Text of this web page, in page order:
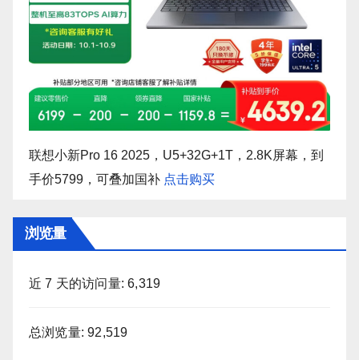
联想小新Pro 16 2025，U5+32G+1T，2.8K屏幕，到
手价5799，可叠加国补 点击购买
浏览量
近 7 天的访问量:6,319
总浏览量:92,519